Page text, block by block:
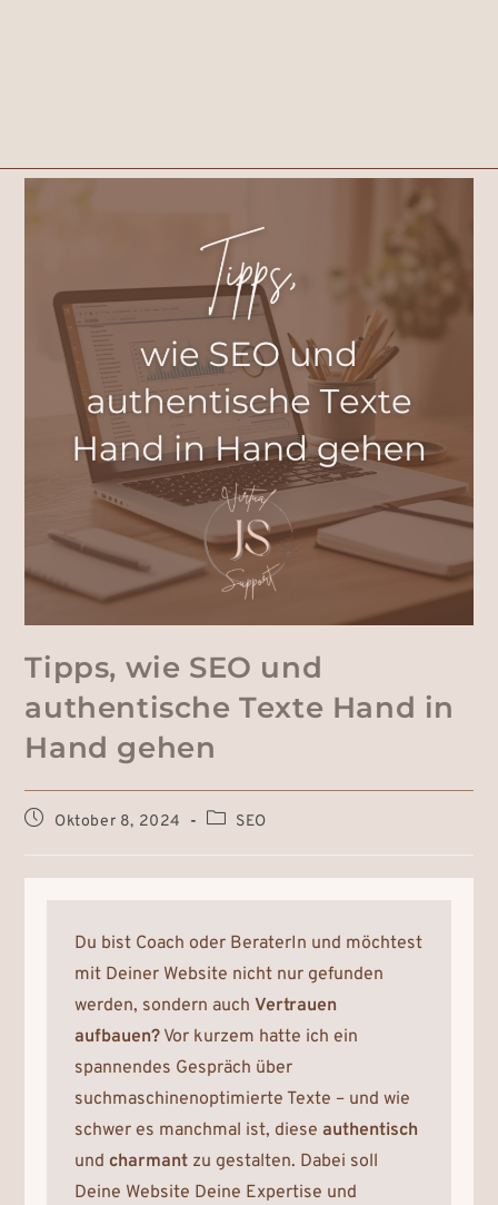
Tipps, wie SEO und
authentische Texte Hand in
Hand gehen
Oktober 8, 2024 SEO
Du bist Coach oder BeraterIn und möchtest
mit Deiner Website nicht nur gefunden
werden, sondern auchVertrauen
aufbauen? Vor kurzem hatte ich ein
spannendes Gespräch über
suchmaschinenoptimierte Texte – und wie
schwer es manchmal ist, dieseauthentisch
undcharmant zu gestalten. Dabei soll
Deine Website Deine Expertise und